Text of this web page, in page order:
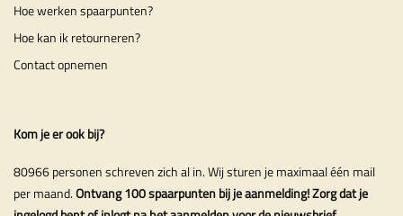
Hoe werken spaarpunten?
Hoe kan ik retourneren?
Contact opnemen
Kom je er ook bij?
80966 personen schreven zich al in. Wij sturen je maximaal één mail
per maand.Ontvang 100 spaarpunten bij je aanmelding! Zorg dat je